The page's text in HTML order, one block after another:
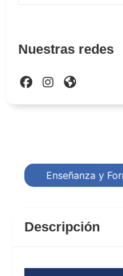
Nuestras redes
Enseñanza y
Descripción